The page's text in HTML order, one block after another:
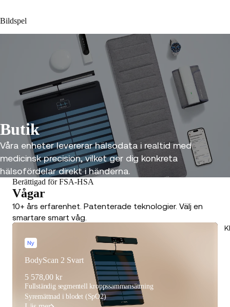
Bildspel
Butik
Våra enheter levererar hälsodata i realtid med
medicinsk precision, vilket ger dig konkreta
hälsofördelar direkt i händerna.
Berättigad för FSA-HSA
Vågar
10+ års erfarenhet. Patenterade teknologier. Välj en
smartare smart våg.
Ny
BodyScan 2 Svart
5 578,00 kr
Fullständig segmentell kroppssammansättning
Syremättnad i blodet (SpO2)